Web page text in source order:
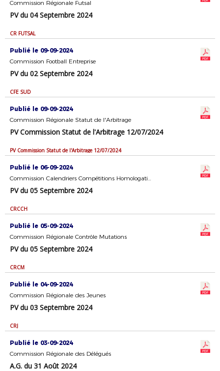
Commission Régionale Futsal
PV du 04 Septembre 2024
CR FUTSAL
Publié le 09-09-2024
Commission Football Entreprise
PV du 02 Septembre 2024
CFE SUD
Publié le 09-09-2024
Commission Régionale Statut de l'Arbitrage
PV Commission Statut de l'Arbitrage 12/07/2024
PV Commission Statut de l'Arbitrage 12/07/2024
Publié le 06-09-2024
Commission Calendriers Compétitions Homologation
PV du 05 Septembre 2024
CRCCH
Publié le 05-09-2024
Commission Régionale Contrôle Mutations
PV du 05 Septembre 2024
CRCM
Publié le 04-09-2024
Commission Régionale des Jeunes
PV du 03 Septembre 2024
CRJ
Publié le 03-09-2024
Commission Régionale des Délégués
A.G. du 31 Août 2024